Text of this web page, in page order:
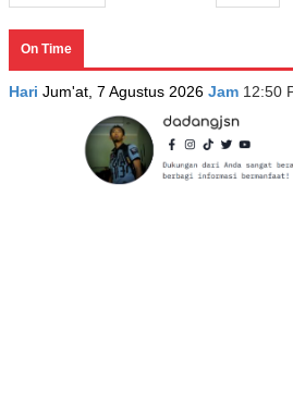
On Time
Hari Jum'at, 7 Agustus 2026 Jam 12:50